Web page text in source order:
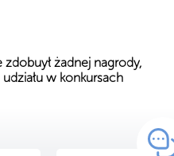
żadnej nagrody,
w konkursach